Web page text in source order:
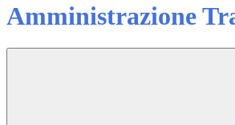
Amministrazione